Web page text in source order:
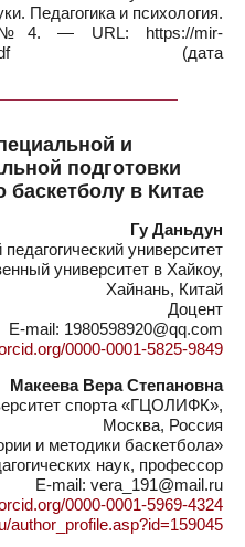
Педагогика и психология.
— URL: https://mir-
(дата
и
подготовки
в Китае
Гу Даньдун
университет
университет в Хайкоу,
Хайнань, Китай
Доцент
E-mail: 1980598920@qq.com
0000-0001-5825-9849
Макеева Вера Степановна
спорта «ГЦОЛИФК»,
Москва, Россия
и методики баскетбола»
наук, профессор
E-mail: vera_191@mail.ru
0000-0001-5969-4324
author_profile.asp?id=159045